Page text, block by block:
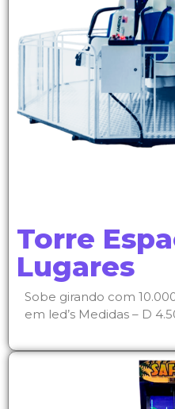
Torre
Lugares
Sobe girando com
em led’s Medidas – D